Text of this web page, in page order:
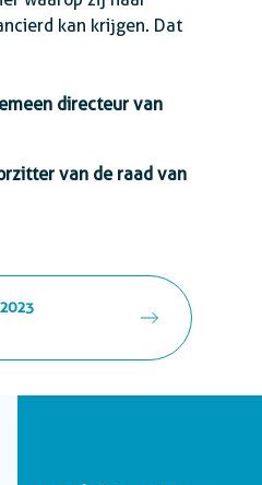
kan krijgen. Dat
directeur van
van de raad van